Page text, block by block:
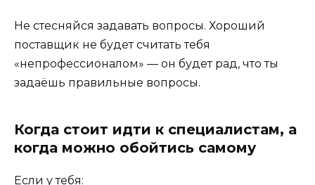
Не стесняйся задавать вопросы. Хороший
поставщик не будет считать тебя
«непрофессионалом» — он будет рад, что ты
задаёшь правильные вопросы.
Когда стоит идти к специалистам, а
когда можно обойтись самому
Если у тебя: